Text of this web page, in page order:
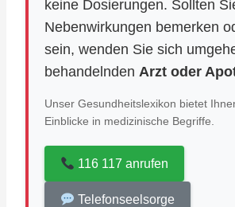
keine Dosierungen. Sollten
Nebenwirkungen bemerken
sein, wenden Sie sich
behandelnden Arzt oder
Unser Gesundheitslexikon bietet
Einblicke in medizinische Begriffe.
116 117 anrufen
Telefonseelsorge